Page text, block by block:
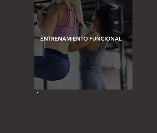
ENTRENAMIENTO FUNCIONAL